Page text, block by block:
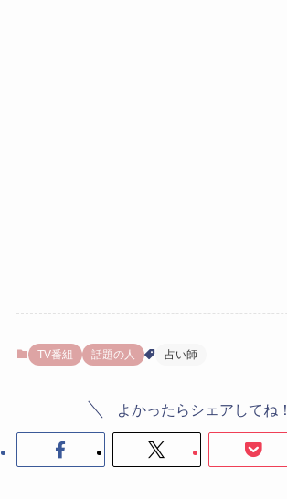
TV番組 話題の人 占い師
よかったらシェアしてね！